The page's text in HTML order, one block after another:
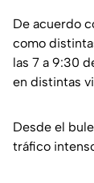
De acuerdo
como
las 7 a 9:30
en distintas
Desde el
tráfico